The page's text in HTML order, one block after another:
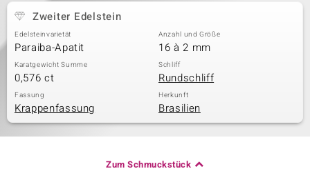
Zweiter Edelstein
Edelsteinvarietät
Paraiba-Apatit
Anzahl und Größe
16 à 2 mm
Karatgewicht Summe
0,576 ct
Schliff
Rundschliff
Fassung
Krappenfassung
Herkunft
Brasilien
Zum Schmuckstück